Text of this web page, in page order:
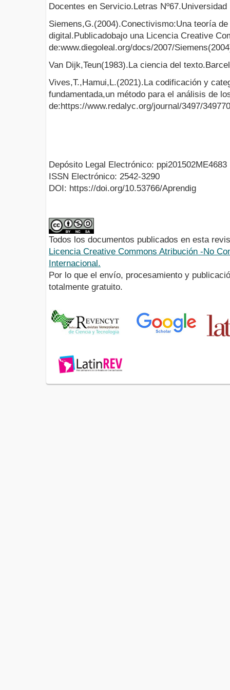
Docentes en Servicio.Letras
Siemens,G.(2004).Conectivismo:Una teoría
digital.Publicadobajo una Licencia Creative
de:www.diegoleal.org/docs/2007/
Van Dijk,Teun(1983).La ciencia del
Vives,T.,Hamui,L.(2021).La codificación y
fundamentada,un método para el análisis de
de:https://www.redalyc.org/journal/3497/
Depósito Legal Electrónico: ppi201502ME4683
ISSN Electrónico: 2542-3290
DOI: https://doi.org/10.53766/Aprendig
Todos los documentos publicados en esta
Licencia Creative Commons Atribución -No
Internacional.
Por lo que el envío, procesamiento y
totalmente gratuito.